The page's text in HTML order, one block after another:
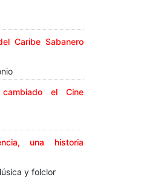
Caribe Sabanero
el Cine
una historia
y folclor